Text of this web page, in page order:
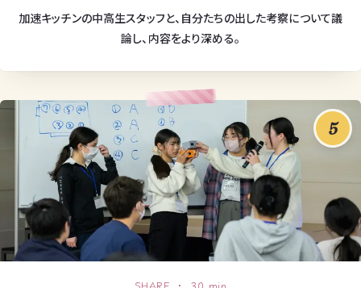
加速キッチンの中高生スタッフと、自分たちの出した考察について議
論し、内容をより深める。
5